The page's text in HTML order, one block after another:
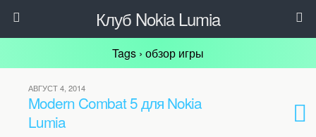
Клуб Nokia Lumia
Tags › обзор игры
АВГУСТ 4, 2014
Modern Combat 5 для Nokia
Lumia